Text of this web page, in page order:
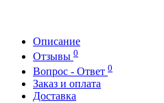
Описание
Отзывы 0
Вопрос - Ответ 0
Заказ и оплата
Доставка